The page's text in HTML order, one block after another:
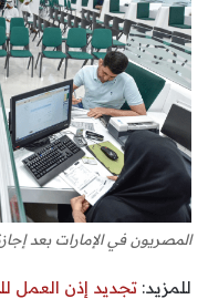
المصريون في الإمارات بعد
للمزيد: تجديد إذن العمل